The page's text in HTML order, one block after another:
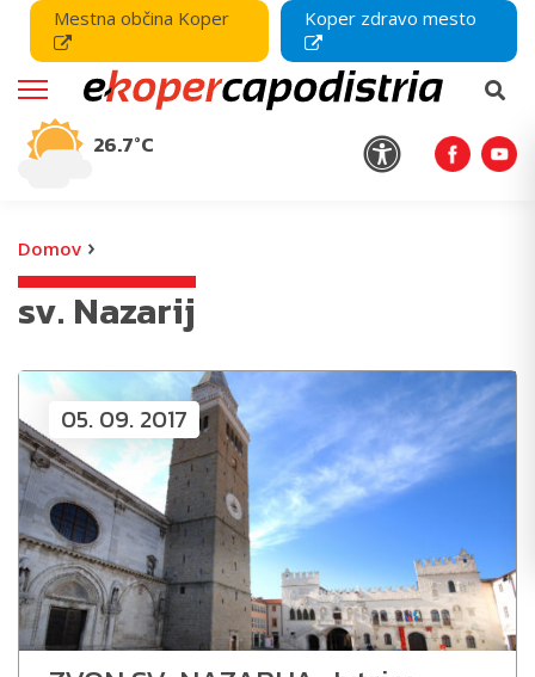
Mestna občina Koper Koper zdravo mesto
26.7°C
Domov ›
sv. Nazarij
05. 09. 2017